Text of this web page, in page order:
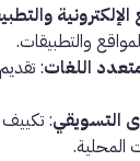
والتطبيقات.
اللغات:
التسويقي:
المحلية.